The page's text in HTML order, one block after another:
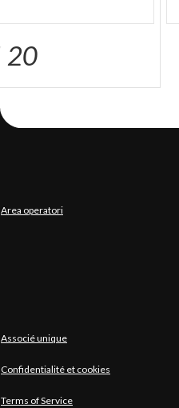
20
Area operatori
Associé unique
Confidentialité et cookies
Terms of Service